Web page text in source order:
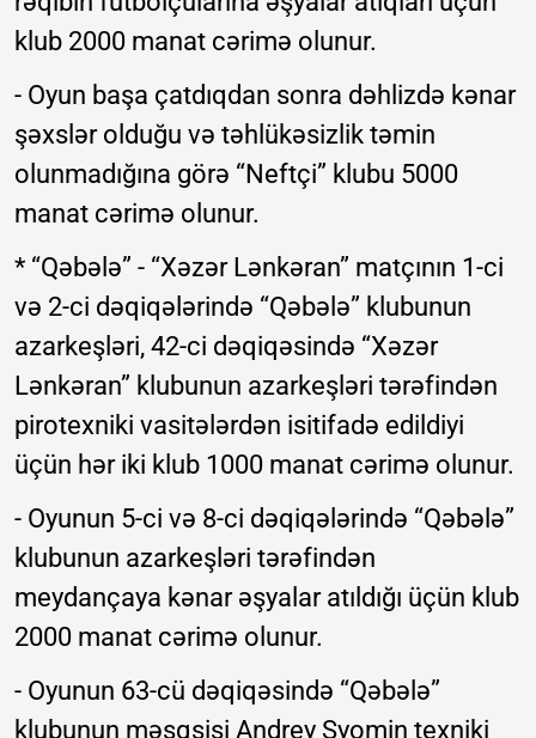
klub 2000 manat cərimə olunur.
- Oyun başa çatdıqdan sonra dəhlizdə kənar
şəxslər olduğu və təhlükəsizlik təmin
olunmadığına görə “Neftçi” klubu 5000
manat cərimə olunur.
* “Qəbələ” - “Xəzər Lənkəran” matçının 1-ci
və 2-ci dəqiqələrində “Qəbələ” klubunun
azarkeşləri, 42-ci dəqiqəsində “Xəzər
Lənkəran” klubunun azarkeşləri tərəfindən
pirotexniki vasitələrdən isitifadə edildiyi
üçün hər iki klub 1000 manat cərimə olunur.
- Oyunun 5-ci və 8-ci dəqiqələrində “Qəbələ”
klubunun azarkeşləri tərəfindən
meydançaya kənar əşyalar atıldığı üçün klub
2000 manat cərimə olunur.
- Oyunun 63-cü dəqiqəsində “Qəbələ”
klubunun məşqşisi Andrey Syomin texniki